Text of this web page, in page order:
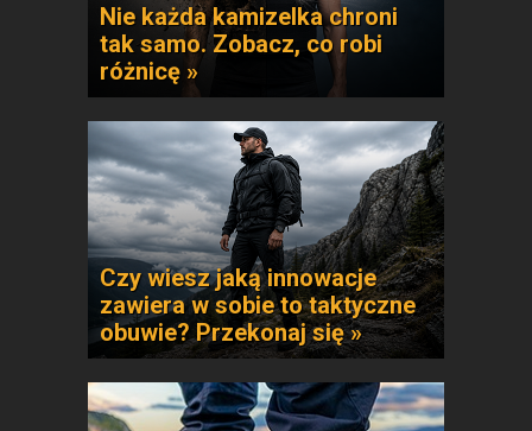
Nie każda kamizelka chroni
tak samo. Zobacz, co robi
różnicę »
Czy wiesz jaką innowacje
zawiera w sobie to taktyczne
obuwie? Przekonaj się »